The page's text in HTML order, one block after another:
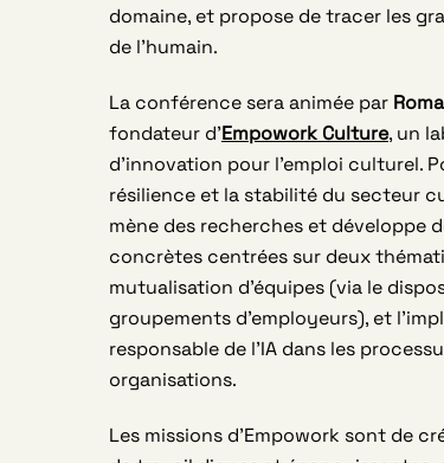
domaine, et propose de tracer les
de l’humain.
La conférence sera animée par
fondateur d’Empowork Culture, un
d’innovation pour l’emploi culturel.
résilience et la stabilité du secteur
mène des recherches et développe
concrètes centrées sur deux
mutualisation d’équipes (via le
groupements d’employeurs), et
responsable de l’IA dans les
organisations.
Les missions d’Empowork sont de